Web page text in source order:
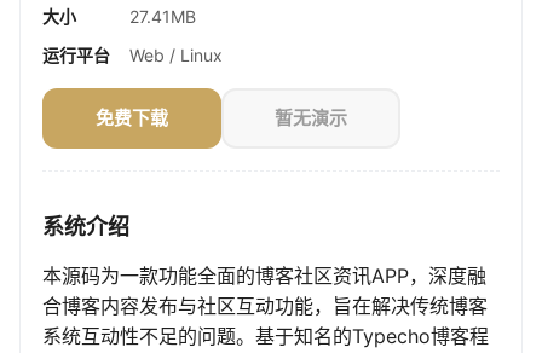
大小
27.41MB
运行平台
Web / Linux
免费下载 暂无演示
系统介绍
本源码为一款功能全面的博客社区资讯APP，深度融
合博客内容发布与社区互动功能，旨在解决传统博客
系统互动性不足的问题。基于知名的Typecho博客程